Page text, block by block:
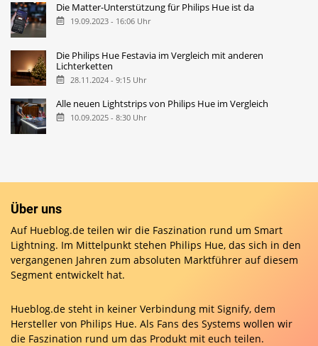
Die Matter-Unterstützung für Philips Hue ist da
19.09.2023 - 16:06 Uhr
Die Philips Hue Festavia im Vergleich mit anderen
Lichterketten
28.11.2024 - 9:15 Uhr
Alle neuen Lightstrips von Philips Hue im Vergleich
10.09.2025 - 8:30 Uhr
Über uns
Auf Hueblog.de teilen wir die Faszination rund um Smart
Lightning. Im Mittelpunkt stehen Philips Hue, das sich in den
vergangenen Jahren zum absoluten Marktführer auf diesem
Segment entwickelt hat.
Hueblog.de steht in keiner Verbindung mit Signify, dem
Hersteller von Philips Hue. Als Fans des Systems wollen wir
die Faszination rund um das Produkt mit euch teilen.